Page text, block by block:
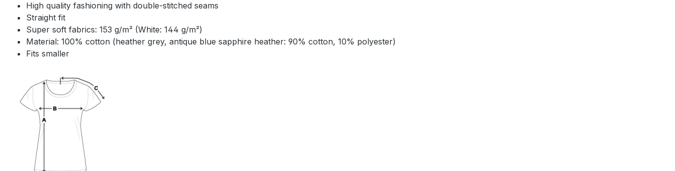
High quality fashioning with double-stitched seams
Straight fit
Super soft fabrics: 153 g/m² (White: 144 g/m²)
Material: 100% cotton (heather grey, antique blue sapphire heather: 90% cotton, 10% polyester)
Fits smaller